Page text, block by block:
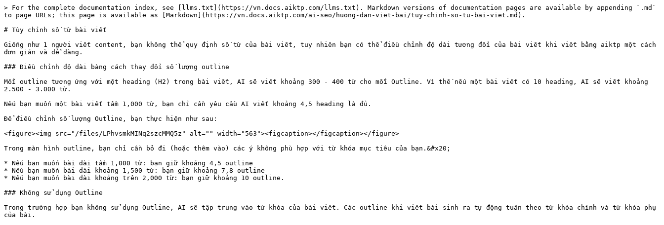
> For the complete documentation index, see [llms.txt](https://vn.docs.aiktp.com/llms.txt). Markdown versions of documentation pages are available by appending `.md`
to page URLs; this page is available as [Markdown](https://vn.docs.aiktp.com/ai-seo/huong-dan-viet-bai/tuy-chinh-so-tu-bai-viet.md).
# Tùy chỉnh số từ bài viết
Giống như 1 người viết content, bạn không thể quy định số từ của bài viết, tuy nhiên bạn có thể điều chỉnh độ dài tương đối của bài viết khi viết bằng aiktp một cách
đơn giản và dễ dàng.
### Điều chỉnh độ dài bàng cách thay đổi số lượng outline
Mỗi outline tương ứng với một heading (H2) trong bài viết, AI sẽ viết khoảng 300 - 400 từ cho mỗi Outline. Vì thế nếu một bài viết có 10 heading, AI sẽ viết khoảng
2.500 - 3.000 từ.
Nếu bạn muốn một bài viết tầm 1,000 từ, bạn chỉ cần yêu cầu AI viết khoảng 4,5 heading là đủ.
Để điều chỉnh số lượng Outline, bạn thực hiện như sau:
<figure><img src="/files/LPhvsmkMINq2szcMMQ5z" alt="" width="563"><figcaption></figcaption></figure>
Trong màn hình outline, bạn chỉ cần bỏ đi (hoặc thêm vào) các ý không phù hợp với từ khóa mục tiêu của bạn.&#x20;
* Nếu bạn muốn bài dài tầm 1,000 từ: bạn giữ khoảng 4,5 outline
* Nếu bạn muốn bài dài khoảng 1,500 từ: bạn giữ khoảng 7,8 outline
* Nếu bạn muốn bài dài khoảng trên 2,000 từ: bạn giữ khoảng 10 outline.
### Không sử dụng Outline
Trong trường hợp bạn không sử dụng Outline, AI sẽ tập trung vào từ khóa của bài viết. Các outline khi viết bài sinh ra tự động tuân theo từ khóa chính và từ khóa phụ
của bài.